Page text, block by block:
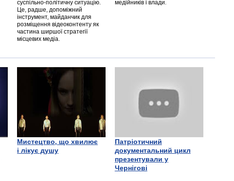
суспільно-політичну ситуацію.
Це, радше, допоміжний
інструмент, майданчик для
розміщення відеоконтенту як
частина ширшої стратегії
місцевих медіа.
медійників і влади.
Мистецтво, що хвилює
і лікує душу
Патріотичний
документальний цикл
презентували у
Чернігові